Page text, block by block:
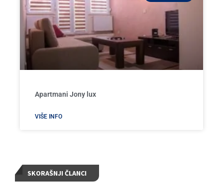
Apartmani Jony lux
VIŠE INFO
SKORAŠNJI ČLANCI